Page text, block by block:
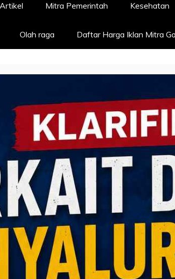
Artikel Mitra Pemerintah Kesehatan
Olah raga Daftar Harga Iklan Mitra